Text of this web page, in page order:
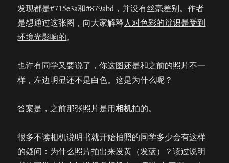
发现都是#715e3a和#879abd，并没有丝毫差别。作者
是想通过这张图，向大家解释人对色彩的辨识是受到
环境光影响的。
也许有同学又要说了，你这图还是和之前的照片不一
样，左边明显还不是白色。这是为什么呢？
答案是，之前那张照片是用相机拍的。
很多不读相机说明书就开始拍照的同学多少会有这样
的疑问：为什么照片拍出来发黄（发蓝）？读过说明